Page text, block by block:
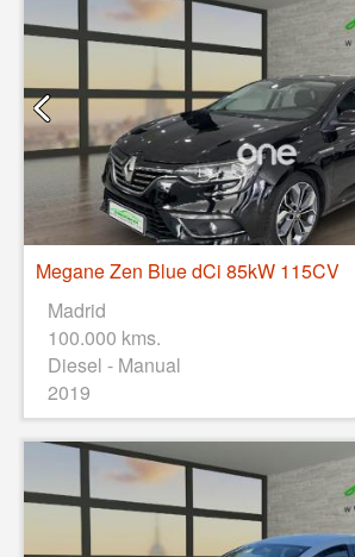
Megane Zen Blue dCi 85kW 115CV
Madrid
100.000 kms.
Diesel - Manual
2019